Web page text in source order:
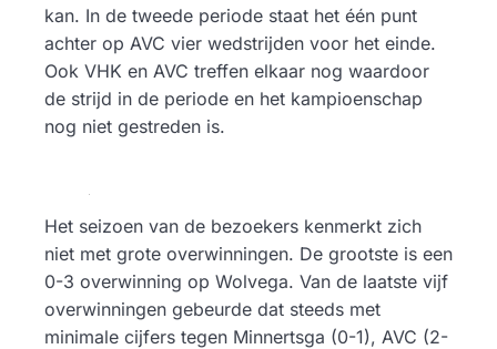
kan. In de tweede periode staat het één punt
achter op AVC vier wedstrijden voor het einde.
Ook VHK en AVC treffen elkaar nog waardoor
de strijd in de periode en het kampioenschap
nog niet gestreden is.
Het seizoen van de bezoekers kenmerkt zich
niet met grote overwinningen. De grootste is een
0-3 overwinning op Wolvega. Van de laatste vijf
overwinningen gebeurde dat steeds met
minimale cijfers tegen Minnertsga (0-1), AVC (2-